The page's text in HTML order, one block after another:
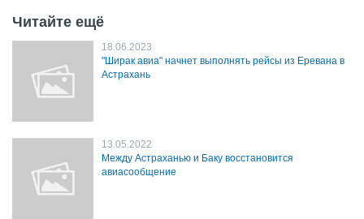
Читайте ещё
18.06.2023
"Ширак авиа" начнет выполнять рейсы из Еревана в
Астрахань
13.05.2022
Между Астраханью и Баку восстановится
авиасообщение